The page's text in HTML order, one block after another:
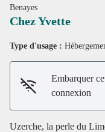
Benayes
Chez Yvette
Type d'usage :
Embarquer
connexion
Uzerche, la perle du